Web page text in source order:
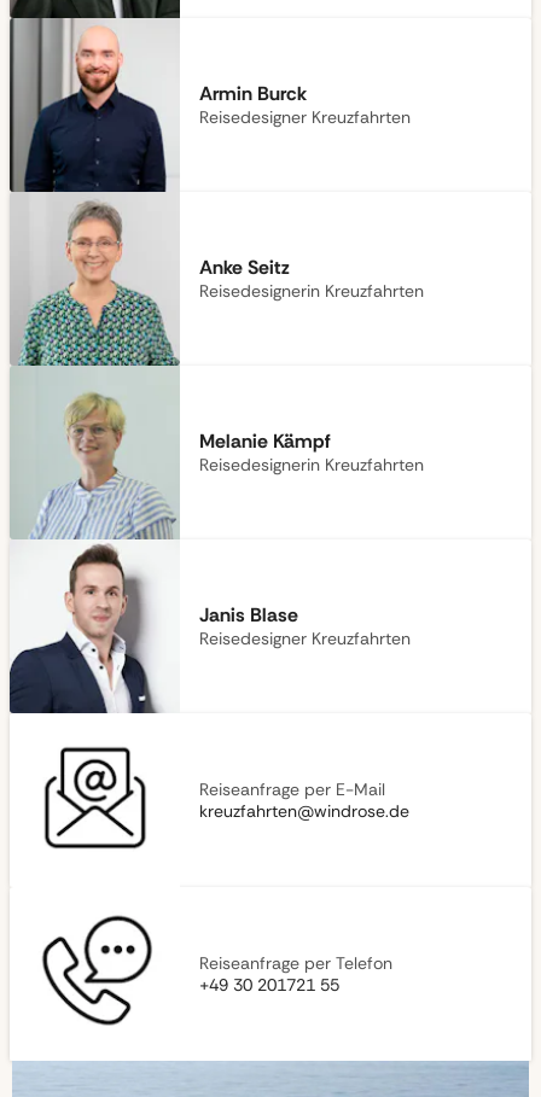
Armin Burck
Reisedesigner Kreuzfahrten
Anke Seitz
Reisedesignerin Kreuzfahrten
Melanie Kämpf
Reisedesignerin Kreuzfahrten
Janis Blase
Reisedesigner Kreuzfahrten
Reiseanfrage per E-Mail
kreuzfahrten@windrose.de
Reiseanfrage per Telefon
+49 30 201721 55